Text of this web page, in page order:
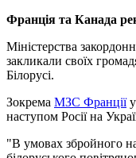
Франція та Канада
Міністерства
закликали своїх
Білорусі.
Зокрема МЗС Франції
наступом Росії на
"В умовах збройного